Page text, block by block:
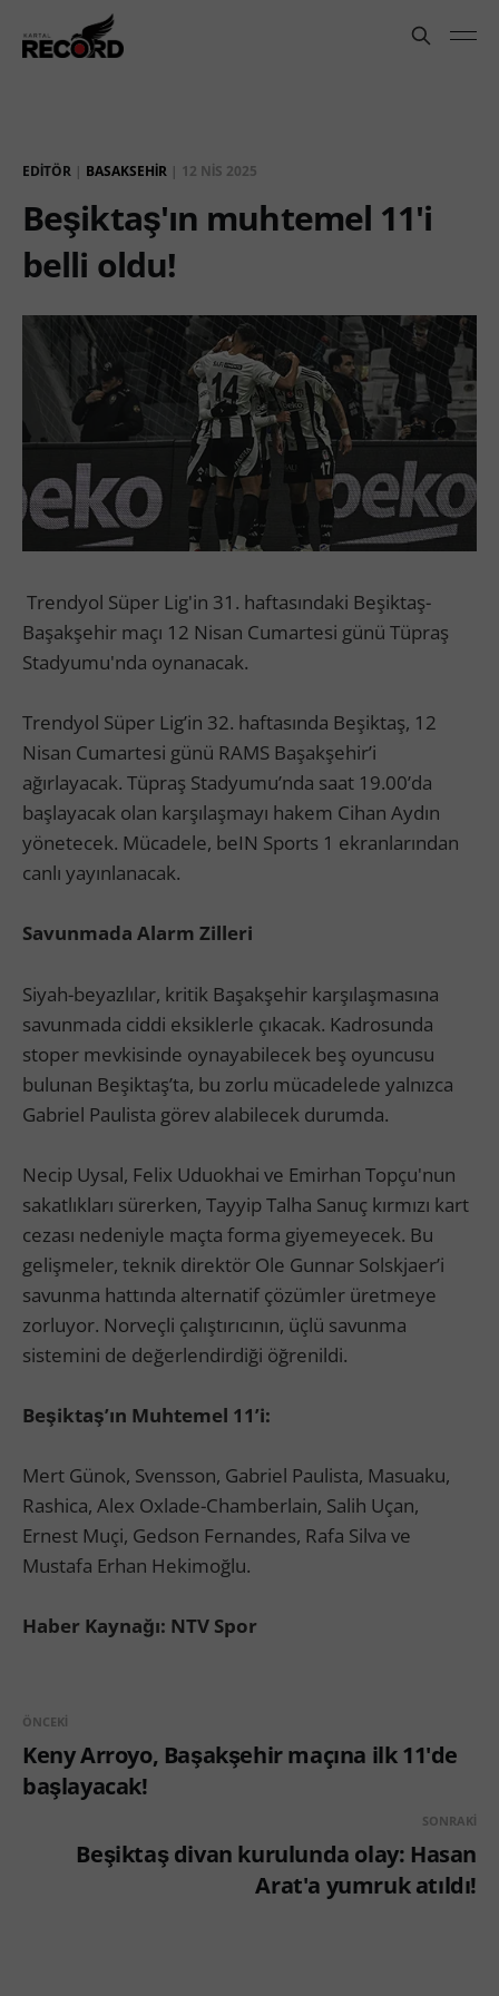
EDITÖR | BASAKSEHIR | 12 NIS 2025
Beşiktaş'ın muhtemel 11'i
belli oldu!
Trendyol Süper Lig'in 31. haftasındaki Beşiktaş-
Başakşehir maçı 12 Nisan Cumartesi günü Tüpraş
Stadyumu'nda oynanacak.
Trendyol Süper Lig’in 32. haftasında Beşiktaş, 12
Nisan Cumartesi günü RAMS Başakşehir’i
ağırlayacak. Tüpraş Stadyumu’nda saat 19.00’da
başlayacak olan karşılaşmayı hakem Cihan Aydın
yönetecek. Mücadele, beIN Sports 1 ekranlarından
canlı yayınlanacak.
Savunmada Alarm Zilleri
Siyah-beyazlılar, kritik Başakşehir karşılaşmasına
savunmada ciddi eksiklerle çıkacak. Kadrosunda
stoper mevkisinde oynayabilecek beş oyuncusu
bulunan Beşiktaş’ta, bu zorlu mücadelede yalnızca
Gabriel Paulista görev alabilecek durumda.
Necip Uysal, Felix Uduokhai ve Emirhan Topçu'nun
sakatlıkları sürerken, Tayyip Talha Sanuç kırmızı kart
cezası nedeniyle maçta forma giyemeyecek. Bu
gelişmeler, teknik direktör Ole Gunnar Solskjaer’i
savunma hattında alternatif çözümler üretmeye
zorluyor. Norveçli çalıştırıcının, üçlü savunma
sistemini de değerlendirdiği öğrenildi.
Beşiktaş’ın Muhtemel 11’i:
Mert Günok, Svensson, Gabriel Paulista, Masuaku,
Rashica, Alex Oxlade-Chamberlain, Salih Uçan,
Ernest Muçi, Gedson Fernandes, Rafa Silva ve
Mustafa Erhan Hekimoğlu.
Haber Kaynağı: NTV Spor
ÖNCEKI
Keny Arroyo, Başakşehir maçına ilk 11'de
başlayacak!
SONRAKI
Beşiktaş divan kurulunda olay: Hasan
Arat'a yumruk atıldı!